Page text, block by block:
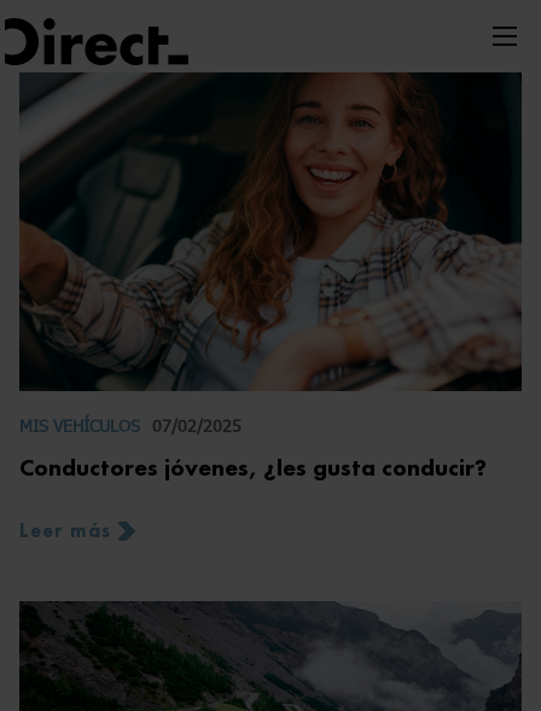
Nota:
este
sitio
web
incluye
un
de
accesibilidad.
MIS VEHÍCULOS 07/02/2025
Conductores jóvenes, ¿les gusta conducir?
Leer más